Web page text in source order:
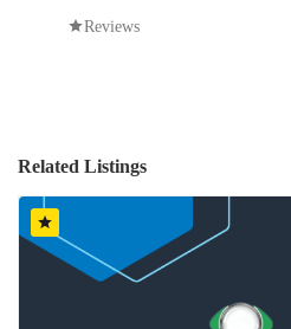
Reviews
Related Listings